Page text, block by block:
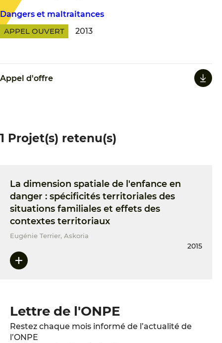
Dangers et maltraitances
APPEL OUVERT
2013
Appel d'offre
1 Projet(s) retenu(s)
La dimension spatiale de l'enfance en
danger : spécificités territoriales des
situations familiales et effets des
contextes territoriaux
Eugénie Terrier, Askoria
2015
Lettre de l'ONPE
Restez chaque mois informé de l’actualité de
l’ONPE